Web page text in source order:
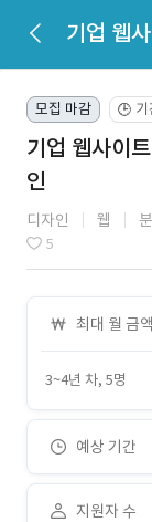
모집 마감 🕒
기업 웹사이
인
디자인 웹
5
최대 월 금액
3~4년 차, 5명
예상 기간
지원자 수